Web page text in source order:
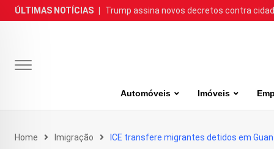
Skip
to
ÚLTIMAS NOTÍCIAS Trump assina novos decretos contra
Automóveis Imóveis
Home Imigração ICE transfere migrantes detidos em